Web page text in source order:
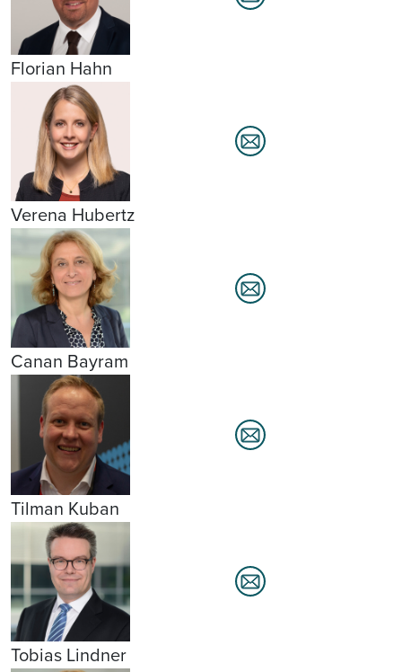
Florian Hahn
Verena Hubertz
Canan Bayram
Tilman Kuban
Tobias Lindner